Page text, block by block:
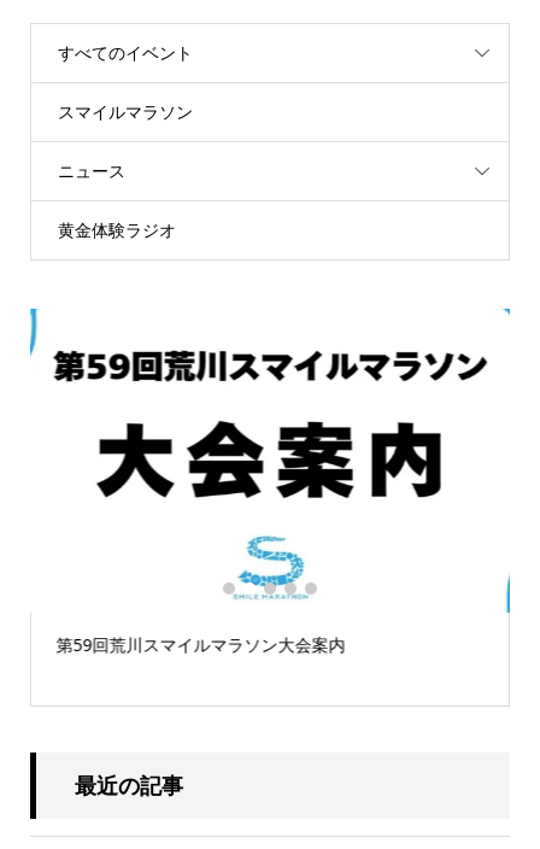
すべてのイベント
スマイルマラソン
ニュース
黄金体験ラジオ
第59回荒川スマイルマラソン大会案内
1 2 3 4 5
最近の記事